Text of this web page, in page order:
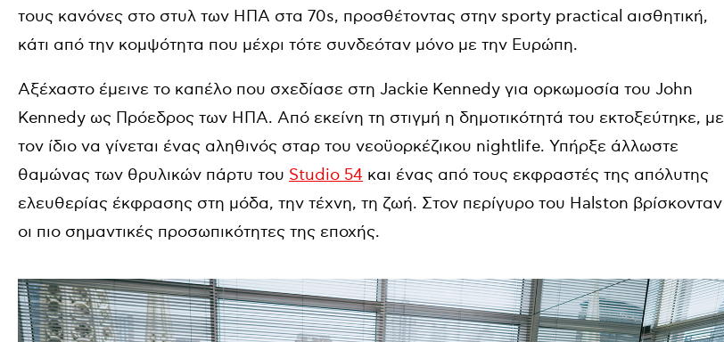
τους κανόνες στο στυλ των ΗΠΑ στα 70s, προσθέτοντας στην sporty practical αισθητική,
κάτι από την κομψότητα που μέχρι τότε συνδεόταν μόνο με την Ευρώπη.
Αξέχαστο έμεινε το καπέλο που σχεδίασε στη Jackie Kennedy για ορκωμοσία του John
Kennedy ως Πρόεδρος των ΗΠΑ. Από εκείνη τη στιγμή η δημοτικότητά του εκτοξεύτηκε, με
τον ίδιο να γίνεται ένας αληθινός σταρ του νεοϋορκέζικου nightlife. Υπήρξε άλλωστε
θαμώνας των θρυλικών πάρτυ του Studio 54 και ένας από τους εκφραστές της απόλυτης
ελευθερίας έκφρασης στη μόδα, την τέχνη, τη ζωή. Στον περίγυρο του Halston βρίσκονταν
οι πιο σημαντικές προσωπικότητες της εποχής.